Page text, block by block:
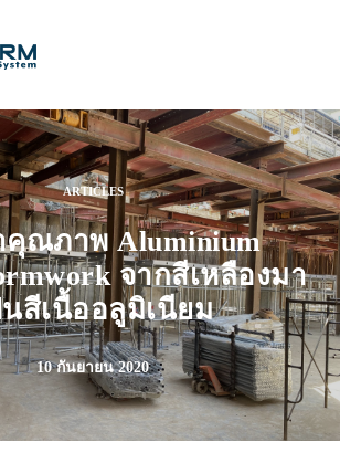
ARTICLES
ณภาพ Aluminium
จากสีเหลืองมา
นสีเนื้ออลูมิเนียม
10 กันยายน 2020